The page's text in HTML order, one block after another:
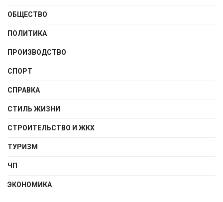
ОБЩЕСТВО
ПОЛИТИКА
ПРОИЗВОДСТВО
СПОРТ
СПРАВКА
СТИЛЬ ЖИЗНИ
СТРОИТЕЛЬСТВО И ЖКХ
ТУРИЗМ
ЧП
ЭКОНОМИКА